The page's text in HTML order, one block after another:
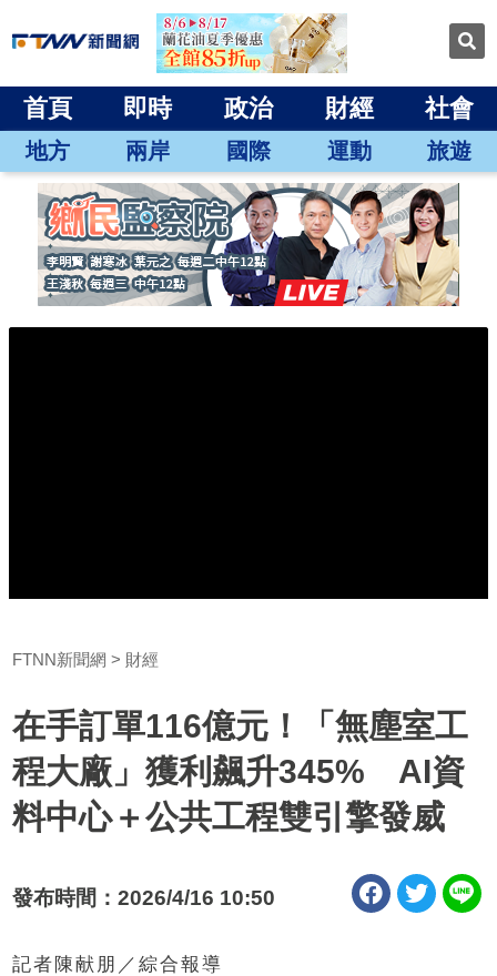
首頁 即時 政治 財經 社會
地方 兩岸 國際 運動 旅遊
FTNN新聞網 財經
在手訂單116億元！「無塵室工
程大廠」獲利飆升345% AI資
料中心＋公共工程雙引擎發威
發布時間：2026/4/16 10:50
記者陳献朋／綜合報導